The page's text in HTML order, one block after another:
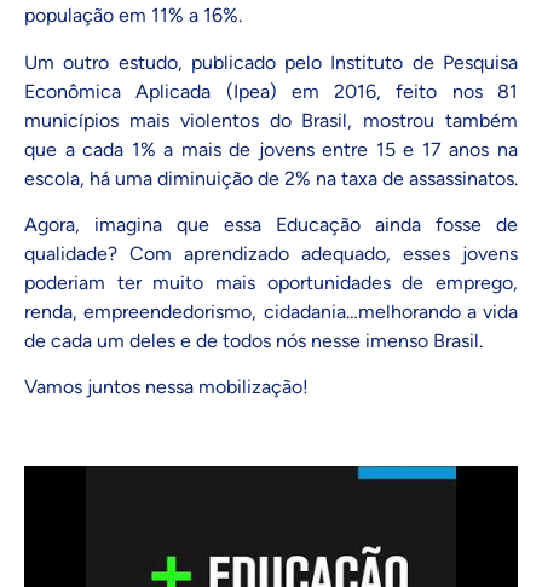
população em 11% a 16%.
Um outro estudo, publicado pelo Instituto de Pesquisa
Econômica Aplicada (Ipea) em 2016, feito nos 81
municípios mais violentos do Brasil, mostrou também
que a cada 1% a mais de jovens entre 15 e 17 anos na
escola, há uma diminuição de 2% na taxa de assassinatos.
Agora, imagina que essa Educação ainda fosse de
qualidade? Com aprendizado adequado, esses jovens
poderiam ter muito mais oportunidades de emprego,
renda, empreendedorismo, cidadania…melhorando a vida
de cada um deles e de todos nós nesse imenso Brasil.
Vamos juntos nessa mobilização!